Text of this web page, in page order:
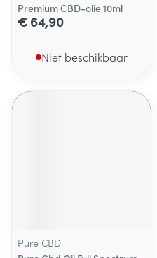
Premium CBD-olie 10ml
€ 64,90
Niet beschikbaar
Pure CBD